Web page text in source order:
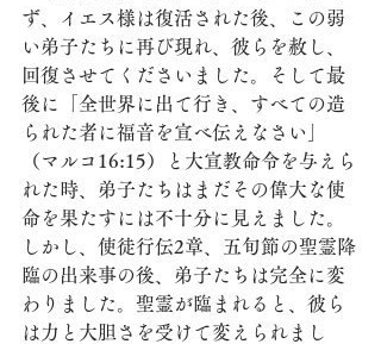
ず、イエス様は復活された後、この弱
い弟子たちに再び現れ、彼らを赦し、
回復させてくださいました。そして最
後に「全世界に出て行き、すべての造
られた者に福音を宣べ伝えなさい」
（マルコ16:15）と大宣教命令を与えら
れた時、弟子たちはまだその偉大な使
命を果たすには不十分に見えました。
しかし、使徒行伝2章、五旬節の聖霊降
臨の出来事の後、弟子たちは完全に変
わりました。聖霊が臨まれると、彼ら
は力と大胆さを受けて変えられまし